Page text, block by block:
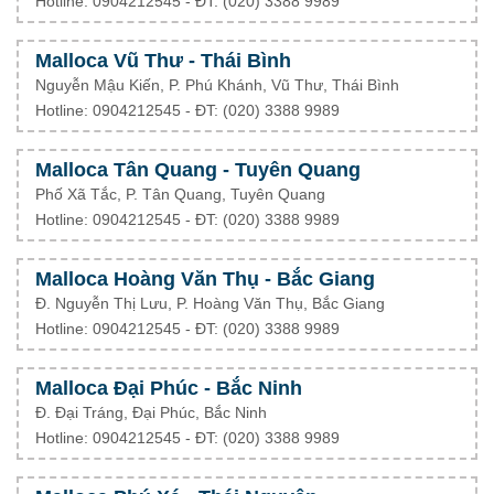
Malloca Vũ Thư - Thái Bình
Nguyễn Mậu Kiến, P. Phú Khánh, Vũ Thư, Thái Bình
Hotline: 0904212545 - ĐT: (020) 3388 9989
Malloca Tân Quang - Tuyên Quang
Phố Xã Tắc, P. Tân Quang, Tuyên Quang
Hotline: 0904212545 - ĐT: (020) 3388 9989
Malloca Hoàng Văn Thụ - Bắc Giang
Đ. Nguyễn Thị Lưu, P. Hoàng Văn Thụ, Bắc Giang
Hotline: 0904212545 - ĐT: (020) 3388 9989
Malloca Đại Phúc - Bắc Ninh
Đ. Đại Tráng, Đại Phúc, Bắc Ninh
Hotline: 0904212545 - ĐT: (020) 3388 9989